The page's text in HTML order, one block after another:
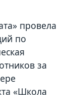
провела
по
за
«Школа